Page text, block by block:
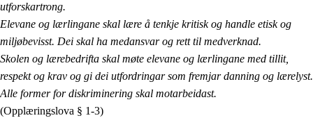
utforskartrong.
Elevane og lærlingane skal lære å tenkje kritisk og handle etisk og
miljøbevisst. Dei skal ha medansvar og rett til medverknad.
Skolen og lærebedrifta skal møte elevane og lærlingane med tillit,
respekt og krav og gi dei utfordringar som fremjar danning og lærelyst.
Alle former for diskriminering skal motarbeidast.
(Opplæringslova § 1-3)